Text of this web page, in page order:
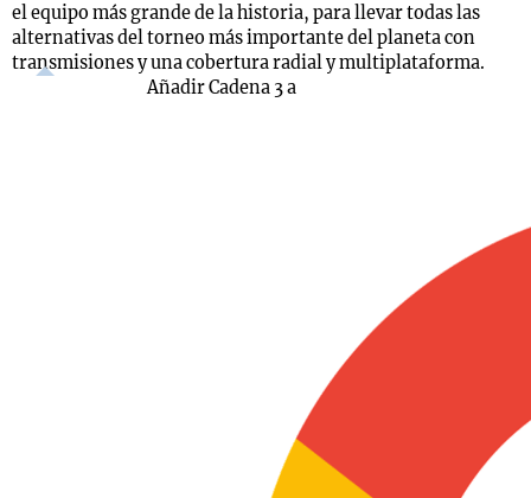
el equipo más grande de la historia, para llevar todas las
alternativas del torneo más importante del planeta con
transmisiones y una cobertura radial y multiplataforma.
Añadir Cadena 3 a
Notas